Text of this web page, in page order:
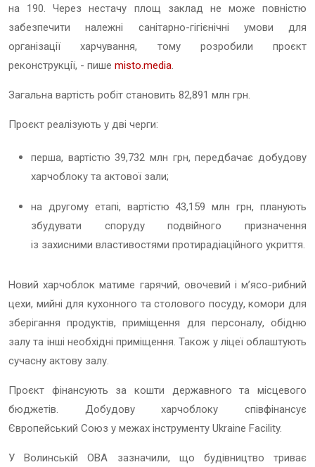
на 190. Через нестачу площ заклад не може повністю
забезпечити належні санітарно-гігієнічні умови для
організації харчування, тому розробили проєкт
реконструкції, - пише misto.media.
Загальна вартість робіт становить 82,891 млн грн.
Проєкт реалізують у дві черги:
перша, вартістю 39,732 млн грн, передбачає добудову
харчоблоку та актової зали;
на другому етапі, вартістю 43,159 млн грн, планують
збудувати споруду подвійного призначення
із захисними властивостями протирадіаційного укриття.
Новий харчоблок матиме гарячий, овочевий і м’ясо-рибний
цехи, мийні для кухонного та столового посуду, комори для
зберігання продуктів, приміщення для персоналу, обідню
залу та інші необхідні приміщення. Також у ліцеї облаштують
сучасну актову залу.
Проєкт фінансують за кошти державного та місцевого
бюджетів. Добудову харчоблоку співфінансує
Європейський Союз у межах інструменту Ukraine Facility.
У Волинській ОВА зазначили, що будівництво триває